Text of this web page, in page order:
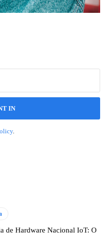
IN
.
de Hardware Nacional IoT: O